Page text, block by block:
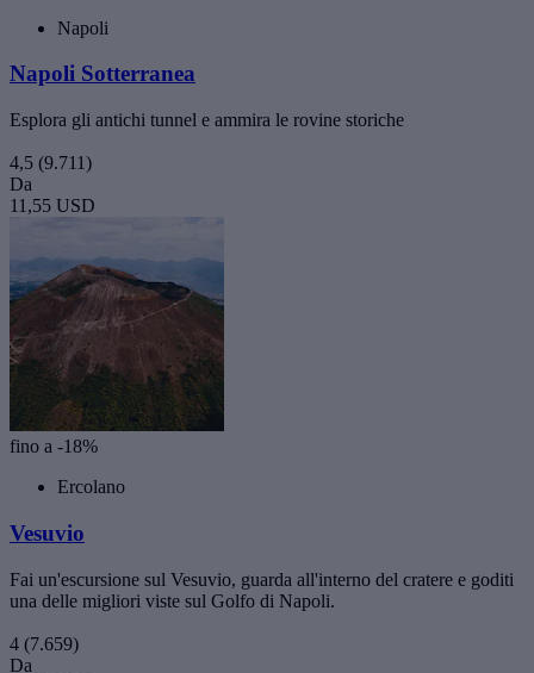
Napoli
Napoli Sotterranea
Esplora gli antichi tunnel e ammira le rovine storiche
4,5 (9.711)
Da
11,55 USD
fino a -18%
Ercolano
Vesuvio
Fai un'escursione sul Vesuvio, guarda all'interno del cratere e goditi
una delle migliori viste sul Golfo di Napoli.
4 (7.659)
Da